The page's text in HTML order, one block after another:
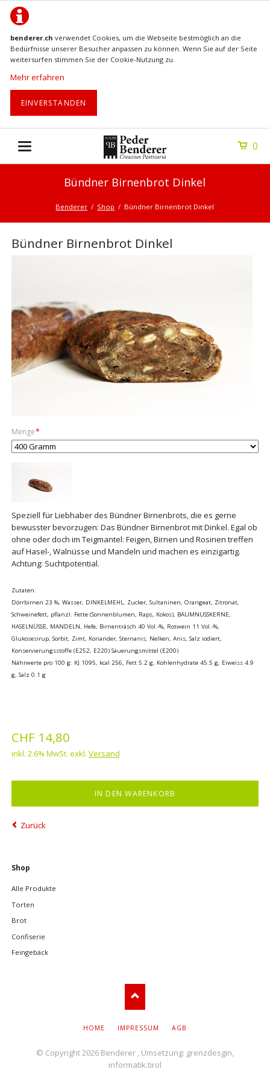
benderer.ch verwendet Cookies, um die Webseite bestmöglich an die
Bedürfnisse unserer Besucher anpassen zu können. Wenn Sie auf der Seite
weitersurfen stimmen Sie der Cookie-Nutzung zu.
Mehr erfahren
EINVERSTANDEN
0
Bündner Birnenbrot Dinkel
Benderer Shop Bündner Birnenbrot Dinkel
Bündner Birnenbrot Dinkel
Pflichtfeld
Menge*
Speziell für Liebhaber des Bündner Birnenbrots, die es gerne
bewusster bevorzugen: Das Bündner Birnenbrot mit Dinkel. Egal ob
ohne oder doch im Teigmantel: Feigen, Birnen und Rosinen treffen
auf Hasel-, Walnüsse und Mandeln und machen es einzigartig.
Achtung: Suchtpotential.
Zutaten:
Dörrbirnen 23 %, Wasser, DINKELMEHL, Zucker, Sultaninen, Orangeat, Zitronat,
Schweinefett, pflanzl. Fette (Sonnenblumen, Raps, Kokos), BAUMNUSSKERNE,
HASELNÜSSE, MANDELN, Hefe, Birnenträsch 40 Vol.-%, Rotwein 11 Vol.-%,
Glukosesirup, Sorbit, Zimt, Koriander, Sternanis, Nelken, Anis, Salz iodiert,
Konservierungsstoffe (E252, E220) Säuerungsmittel (E200)
Nährwerte pro 100 g: KJ 1095, kcal 256, Fett 5.2 g, Kohlenhydrate 45.5 g, Eiweiss 4.9
g, Salz 0.1 g
CHF14,80
inkl. 2.6% MwSt. exkl. Versand
Zurück
Navigation
Shop
Alle Produkte
Torten
Brot
Confiserie
Feingebäck
NAVIGATION
HOME IMPRESSUM AGB
© Copyright 2026 Benderer , Umsetzung: grenzdesgin,
informatik.tirol